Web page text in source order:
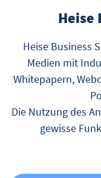
Heise
Heise Business
Medien mit
Whitepapern,
Die Nutzung des
gewisse